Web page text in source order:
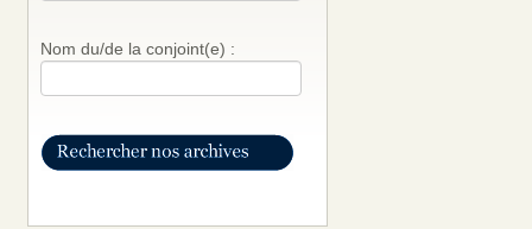
Nom du/de la conjoint(e) :